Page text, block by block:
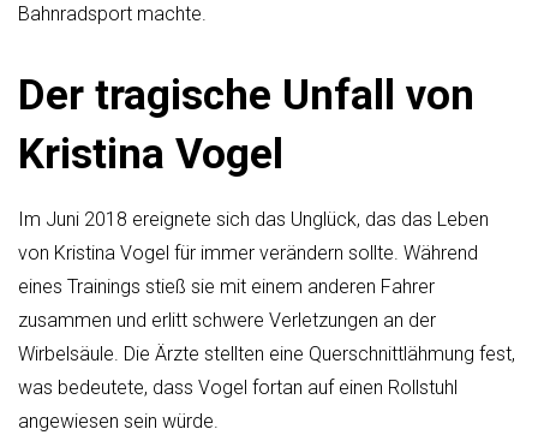
Bahnradsport machte.
Der tragische Unfall von
Kristina Vogel
Im Juni 2018 ereignete sich das Unglück, das das Leben
von Kristina Vogel für immer verändern sollte. Während
eines Trainings stieß sie mit einem anderen Fahrer
zusammen und erlitt schwere Verletzungen an der
Wirbelsäule. Die Ärzte stellten eine Querschnittlähmung fest,
was bedeutete, dass Vogel fortan auf einen Rollstuhl
angewiesen sein würde.